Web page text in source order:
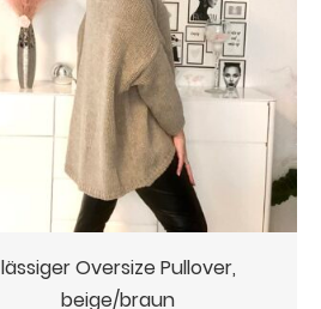
lässiger Oversize Pullover,
beige/braun